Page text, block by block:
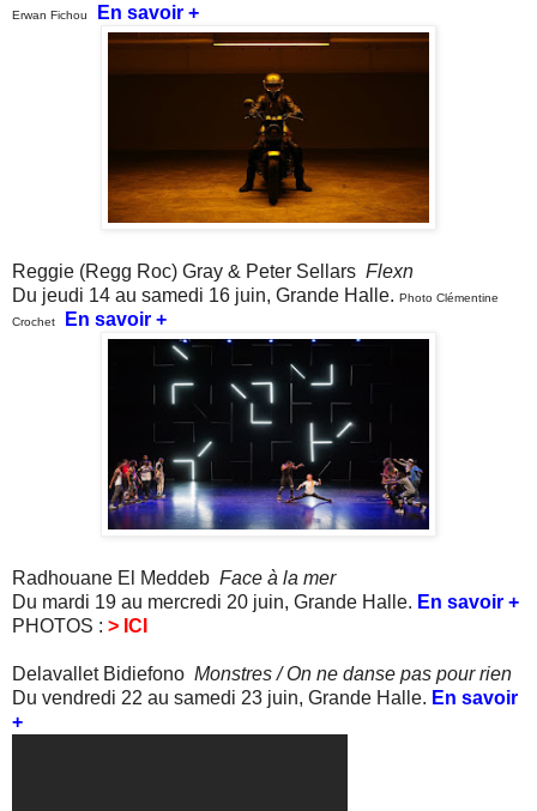
Erwan Fichou
En savoir +
Reggie (Regg Roc) Gray & Peter Sellars Flexn
Du jeudi 14 au samedi 16 juin, Grande Halle. Photo Clémentine
Crochet
En savoir +
Radhouane El Meddeb Face à la mer
Du mardi 19 au mercredi 20 juin, Grande Halle. En savoir +
PHOTOS : > ICI
Delavallet Bidiefono Monstres / On ne danse pas pour rien
Du vendredi 22 au samedi 23 juin, Grande Halle. En savoir
+